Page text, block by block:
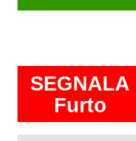
SEGNALA
Furto